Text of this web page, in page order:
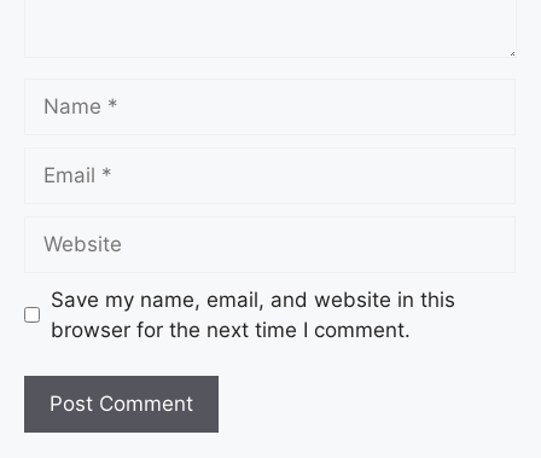
Save my name, email, and website in this
browser for the next time I comment.